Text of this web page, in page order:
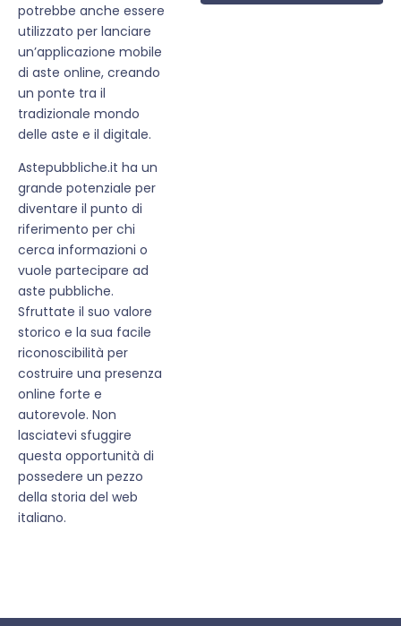
potrebbe anche essere
utilizzato per lanciare
un’applicazione mobile
di aste online, creando
un ponte tra il
tradizionale mondo
delle aste e il digitale.
Astepubbliche.it ha un
grande potenziale per
diventare il punto di
riferimento per chi
cerca informazioni o
vuole partecipare ad
aste pubbliche.
Sfruttate il suo valore
storico e la sua facile
riconoscibilità per
costruire una presenza
online forte e
autorevole. Non
lasciatevi sfuggire
questa opportunità di
possedere un pezzo
della storia del web
italiano.